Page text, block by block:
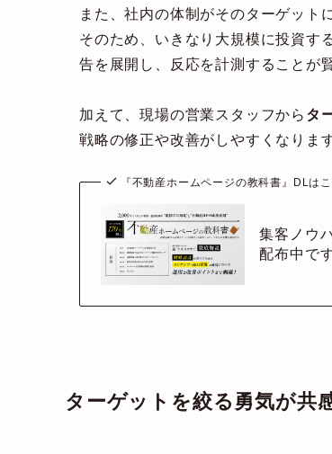
また、社内の体制がそのターゲット
そのため、いきなり大規模に投資す
告を展開し、反応を計測することが
加えて、現場の営業スタッフから タ
戦略の修正や改善がしやすくなります
『不動産ホームページの教科書』DLはこ
集客ノウ
配布中で
ターゲットを絞る勇気が共